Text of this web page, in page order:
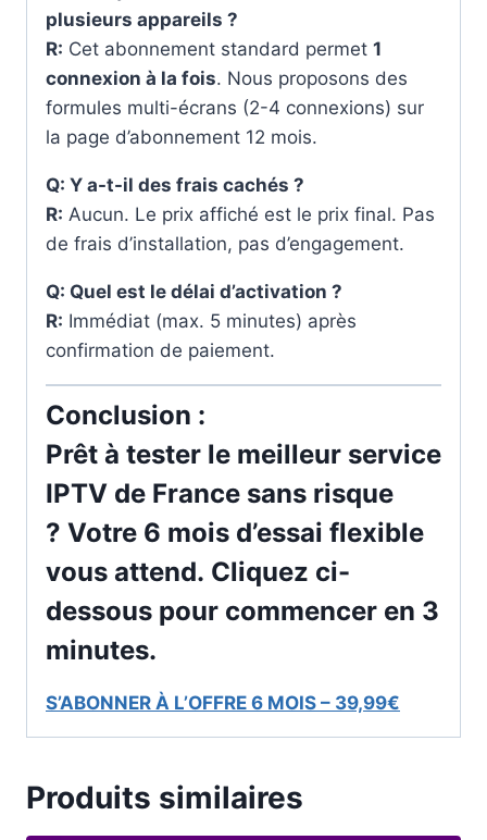
plusieurs appareils ?
R: Cet abonnement standard permet 1
connexion à la fois. Nous proposons des
formules multi-écrans (2-4 connexions) sur
la page d’abonnement 12 mois.
Q: Y a-t-il des frais cachés ?
R: Aucun. Le prix affiché est le prix final. Pas
de frais d’installation, pas d’engagement.
Q: Quel est le délai d’activation ?
R: Immédiat (max. 5 minutes) après
confirmation de paiement.
Conclusion :
Prêt à tester le meilleur service
IPTV de France sans risque
? Votre 6 mois d’essai flexible
vous attend. Cliquez ci-
dessous pour commencer en 3
minutes.
S’ABONNER À L’OFFRE 6 MOIS – 39,99€
Produits similaires